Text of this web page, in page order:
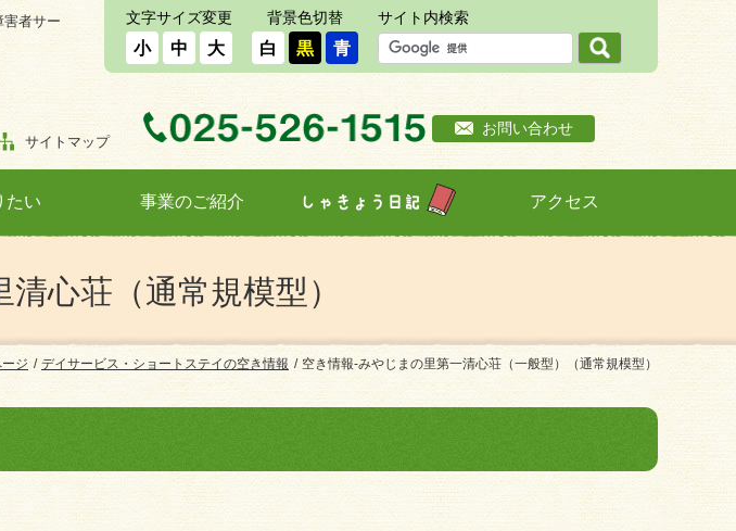
者サー
サイトマップ
お問い合わせ
文字サイズ変更
小 中 大
背景色切替
白 黒 青
サイト内検索
たい 事業のご紹介 しゃきょう日記 アクセス
心荘（通常規模型）
ージ デイサービス・ショートステイの空き情報 空き情報-みやじまの里第一清心荘（一般型）（通常規模型）